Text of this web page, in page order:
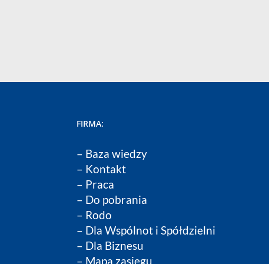
FIRMA:
– Baza wiedzy
– Kontakt
– Praca
– Do pobrania
– Rodo
– Dla Wspólnot i Spółdzielni
– Dla Biznesu
– Mapa zasięgu